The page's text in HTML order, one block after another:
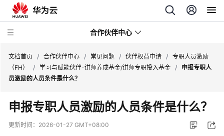
合作伙伴中心
户
指
南
文档首页 / 合作伙伴中心 / 常见问题 / 伙伴权益申请 / 专职人员激励
（FH）
/ 学习与赋能伙伴-讲师养成基金/讲师专职投入基金 /
申报专职人
员激励的人员条件是什么？
申报专职人员激励的人员条件是什么？
更新时间： 2026-01-27 GMT+08:00